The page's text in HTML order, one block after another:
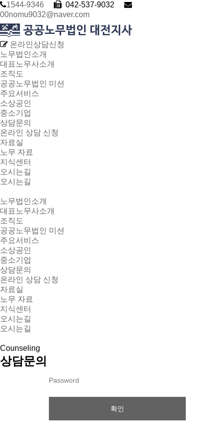
1544-9346
042-537-9032
00nomu9032@naver.com
온라인상담신청
노무법인소개
대표노무사소개
조직도
공공노무법인 미션
주요서비스
소상공인
중소기업
상담문의
온라인 상담 신청
자료실
노무 자료
지식센터
오시는길
오시는길
노무법인소개
대표노무사소개
조직도
공공노무법인 미션
주요서비스
소상공인
중소기업
상담문의
온라인 상담 신청
자료실
노무 자료
지식센터
오시는길
오시는길
Counseling
상담문의
확인